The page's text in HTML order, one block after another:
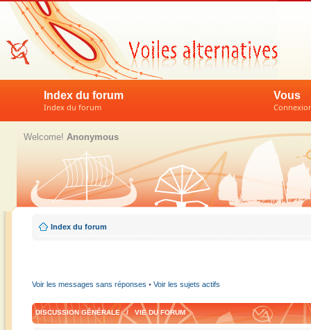
Index du forum
Index du forum
Vous
Welcome! Anonymous
Index du forum
Voir les messages sans réponses • Voir les sujets actifs
DISCUSSION GÉNÉRALE / VIE DU FORUM